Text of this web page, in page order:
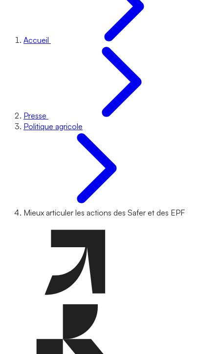
Accueil
Presse
Politique agricole
Mieux articuler les actions des Safer et des EPF